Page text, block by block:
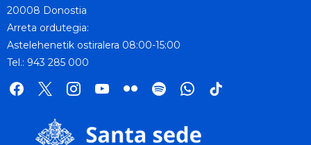
20008 Donostia
Arreta ordutegia:
Astelehenetik ostiralera 08:00-15:00
Tel.: 943 285 000
facebook
x instagramyoutube
flickr spotifywhatsapp
tik